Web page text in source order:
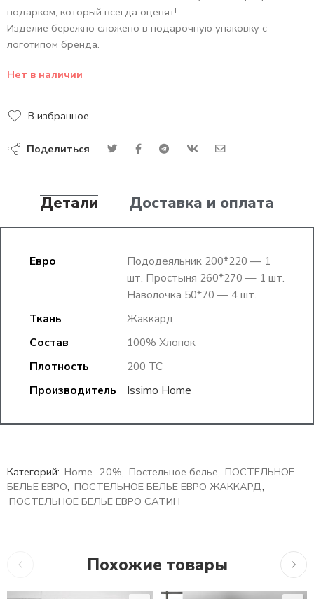
подарком, который всегда оценят!
Изделие бережно сложено в подарочную упаковку с
логотипом бренда.
Нет в наличии
В избранное
Поделиться
Детали Доставка и оплата
Евро
Пододеяльник 200*220 — 1
шт. Простыня 260*270 — 1 шт.
Наволочка 50*70 — 4 шт.
Ткань
Жаккард
Состав
100% Хлопок
Плотность
200 TC
Производитель
Issimo Home
Категорий: Home -20%, Постельное белье, ПОСТЕЛЬНОЕ
БЕЛЬЕ ЕВРО, ПОСТЕЛЬНОЕ БЕЛЬЕ ЕВРО ЖАККАРД,
ПОСТЕЛЬНОЕ БЕЛЬЕ ЕВРО САТИН
Похожие товары